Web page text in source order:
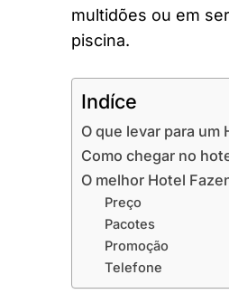
multidões ou em
piscina.
Indíce
O que levar para um
Como chegar no
O melhor Hotel
Preço
Pacotes
Promoção
Telefone